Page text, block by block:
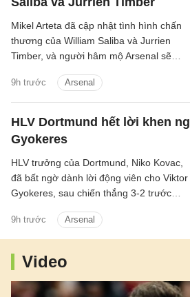
9h trước Arsenal
Mikel Arteta đã cập nhật tình hình chấn
thương của William Saliba và Jurrien
Timber, và người hâm mộ Arsenal sẽ
trong một thời gian dài.
HLV Dortmund hết lời khen
Gyokeres
9h trước Arsenal
HLV trưởng của Dortmund, Niko Kovac,
đã bất ngờ dành lời động viên cho Viktor
Gyokeres, sau chiến thắng 3-2 trước
Video